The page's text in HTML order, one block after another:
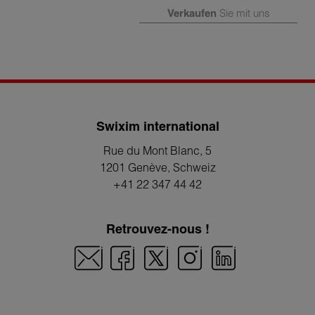
Verkaufen Sie mit uns
Swixim international
Rue du Mont Blanc, 5
1201 Genève, Schweiz
+41 22 347 44 42
Retrouvez-nous !